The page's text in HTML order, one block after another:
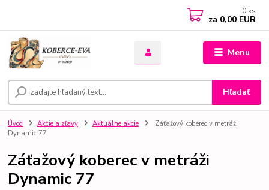
Menu
Hľadať
0 ks
za 0,00 EUR
Úvod Akcie a zľavy Aktuálne akcie
Záťažový koberec v metráži
Dynamic 77
Záťažový koberec v metráži
Dynamic 77